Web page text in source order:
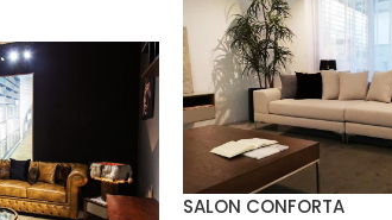
SALON CONFORTA